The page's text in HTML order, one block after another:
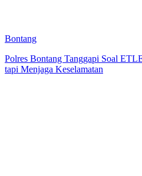
Bontang
Polres Bontang Tanggapi Soal
tapi Menjaga Keselamatan